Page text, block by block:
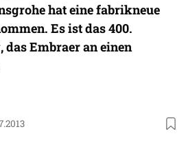
hat eine fabrikneue
Es ist das 400.
Embraer an einen